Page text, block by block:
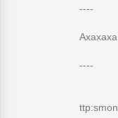
----
----